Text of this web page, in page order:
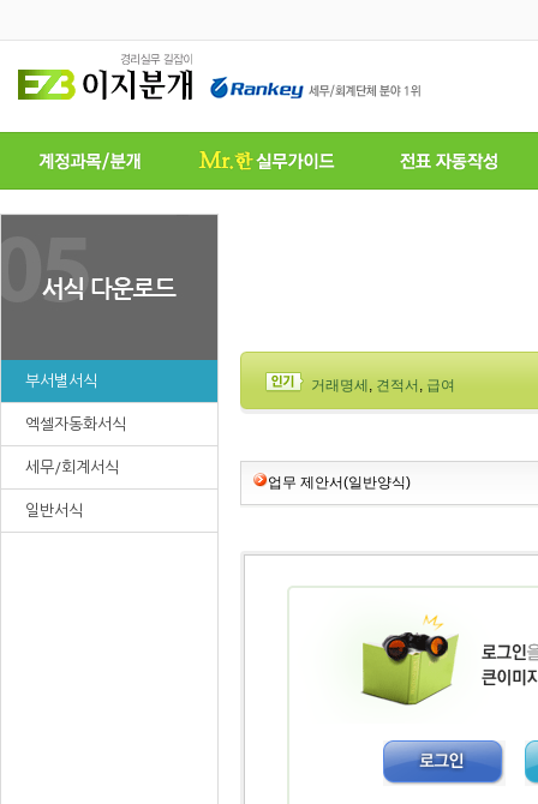
부서별서식
엑셀자동화서식
세무/회계서식
일반서식
거래명세 , 견적서 , 급여
업무 제안서(일반양식)